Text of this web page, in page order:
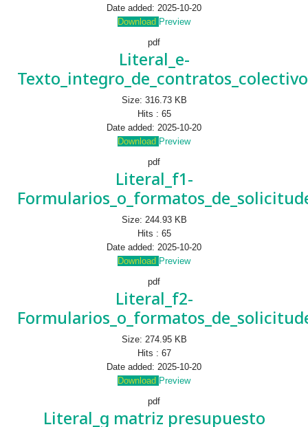
Date added: 2025-10-20
Download Preview
pdf
Literal_e-
Size: 316.73 KB
Hits : 65
Date added: 2025-10-20
Download Preview
pdf
Literal_f1-
Size: 244.93 KB
Hits : 65
Date added: 2025-10-20
Download Preview
pdf
Literal_f2-
Size: 274.95 KB
Hits : 67
Date added: 2025-10-20
Download Preview
pdf
Literal_g matriz presupuesto